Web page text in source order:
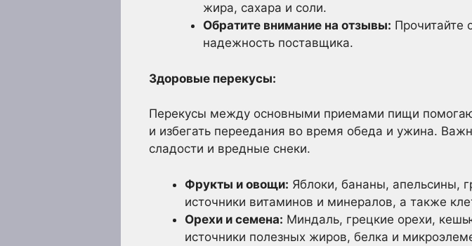
жира, сахара и соли.
Обратите внимание на отзывы: Прочитайте
надежность поставщика.
Здоровые перекусы:
Перекусы между основными приемами пищи
и избегать переедания во время обеда и ужина.
сладости и вредные снеки.
Фрукты и овощи: Яблоки, бананы, апельсины,
источники витаминов и минералов, а также
Орехи и семена: Миндаль, грецкие орехи,
источники полезных жиров, белка и